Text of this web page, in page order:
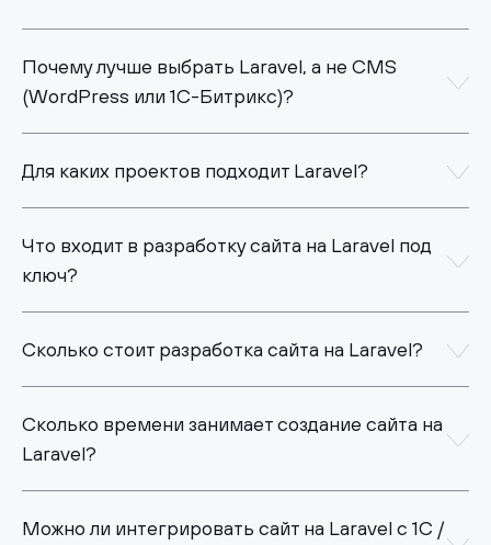
Почему лучше выбрать Laravel, а не CMS
(WordPress или 1С-Битрикс)?
Для каких проектов подходит Laravel?
Что входит в разработку сайта на Laravel под
ключ?
Сколько стоит разработка сайта на Laravel?
Сколько времени занимает создание сайта на
Laravel?
Можно ли интегрировать сайт на Laravel с 1С /